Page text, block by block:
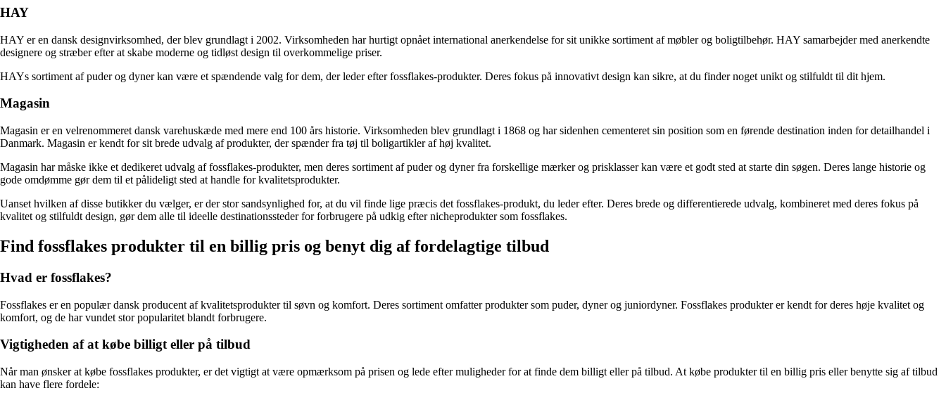
HAY
HAY er en dansk designvirksomhed, der blev grundlagt i 2002. Virksomheden har hurtigt opnået international anerkendelse for sit unikke sortiment af møbler og boligtilbehør. HAY samarbejder med anerkendte
designere og stræber efter at skabe moderne og tidløst design til overkommelige priser.
HAYs sortiment af puder og dyner kan være et spændende valg for dem, der leder efter fossflakes-produkter. Deres fokus på innovativt design kan sikre, at du finder noget unikt og stilfuldt til dit hjem.
Magasin
Magasin er en velrenommeret dansk varehuskæde med mere end 100 års historie. Virksomheden blev grundlagt i 1868 og har sidenhen cementeret sin position som en førende destination inden for detailhandel i
Danmark. Magasin er kendt for sit brede udvalg af produkter, der spænder fra tøj til boligartikler af høj kvalitet.
Magasin har måske ikke et dedikeret udvalg af fossflakes-produkter, men deres sortiment af puder og dyner fra forskellige mærker og prisklasser kan være et godt sted at starte din søgen. Deres lange historie og
gode omdømme gør dem til et pålideligt sted at handle for kvalitetsprodukter.
Uanset hvilken af disse butikker du vælger, er der stor sandsynlighed for, at du vil finde lige præcis det fossflakes-produkt, du leder efter. Deres brede og differentierede udvalg, kombineret med deres fokus på
kvalitet og stilfuldt design, gør dem alle til ideelle destinationssteder for forbrugere på udkig efter nicheprodukter som fossflakes.
Find fossflakes produkter til en billig pris og benyt dig af fordelagtige tilbud
Hvad er fossflakes?
Fossflakes er en populær dansk producent af kvalitetsprodukter til søvn og komfort. Deres sortiment omfatter produkter som puder, dyner og juniordyner. Fossflakes produkter er kendt for deres høje kvalitet og
komfort, og de har vundet stor popularitet blandt forbrugere.
Vigtigheden af at købe billigt eller på tilbud
Når man ønsker at købe fossflakes produkter, er det vigtigt at være opmærksom på prisen og lede efter muligheder for at finde dem billigt eller på tilbud. At købe produkter til en billig pris eller benytte sig af tilbud
kan have flere fordele: